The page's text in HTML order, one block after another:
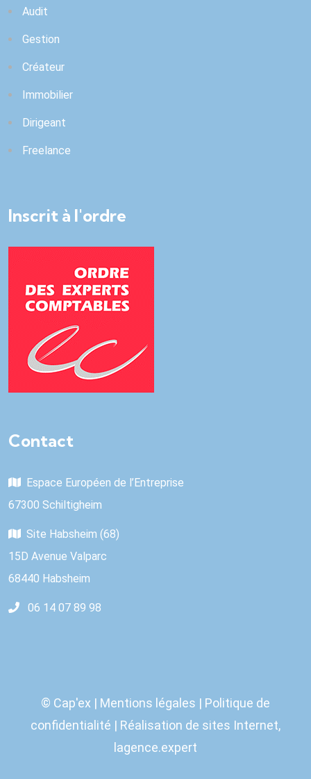
Audit
Gestion
Créateur
Immobilier
Dirigeant
Freelance
Inscrit à l'ordre
Contact
Espace Européen de l’Entreprise
67300 Schiltigheim
Site Habsheim (68)
15D Avenue Valparc
68440 Habsheim
06 14 07 89 98
© Cap'ex | Mentions légales | Politique de
confidentialité | Réalisation de sites Internet,
lagence.expert